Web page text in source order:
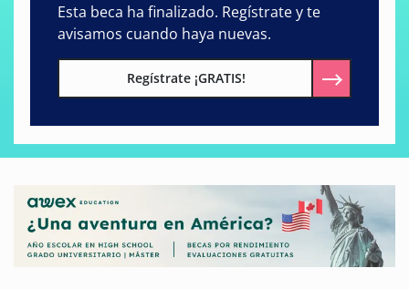
Esta beca ha finalizado. Regístrate y te
avisamos cuando haya nuevas.
Regístrate ¡GRATIS!